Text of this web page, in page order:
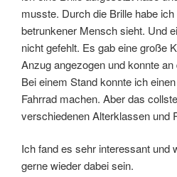
musste. Durch die Brille habe
betrunkener Mensch sieht. Und
nicht gefehlt. Es gab eine große
Anzug angezogen und konnte
Bei einem Stand konnte ich
Fahrrad machen. Aber das
verschiedenen Alterklassen und
Ich fand es sehr interessant und
gerne wieder dabei sein.